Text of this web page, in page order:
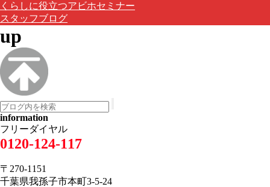
くらしに役立つアビホセミナー
スタッフブログ
up
information
フリーダイヤル
0120-124-117
〒270-1151
千葉県我孫子市本町3-5-24